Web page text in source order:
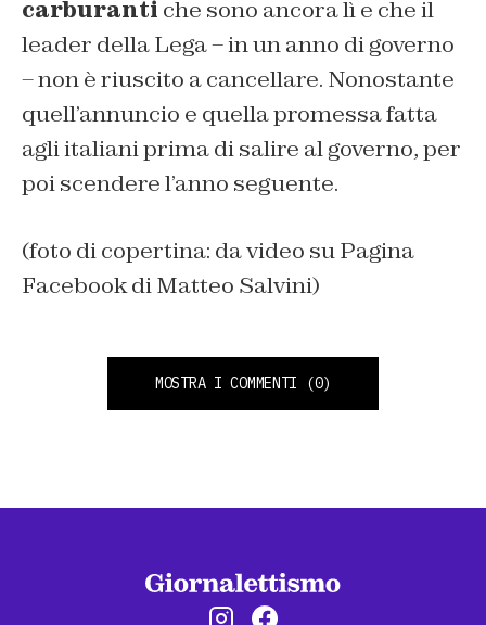
carburanti che sono ancora lì e che il
leader della Lega – in un anno di governo
– non è riuscito a cancellare. Nonostante
quell’annuncio e quella promessa fatta
agli italiani prima di salire al governo, per
poi scendere l’anno seguente.
(foto di copertina: da video su Pagina
Facebook di Matteo Salvini)
MOSTRA I COMMENTI (0)